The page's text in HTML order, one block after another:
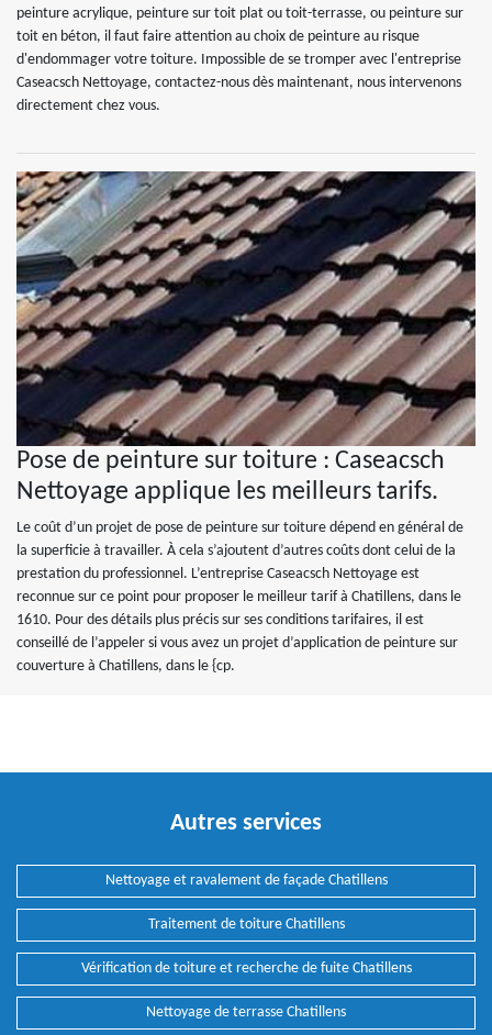
peinture acrylique, peinture sur toit plat ou toit-terrasse, ou peinture sur
toit en béton, il faut faire attention au choix de peinture au risque
d'endommager votre toiture. Impossible de se tromper avec l'entreprise
Caseacsch Nettoyage, contactez-nous dès maintenant, nous intervenons
directement chez vous.
Pose de peinture sur toiture : Caseacsch
Nettoyage applique les meilleurs tarifs.
Le coût d’un projet de pose de peinture sur toiture dépend en général de
la superficie à travailler. À cela s’ajoutent d’autres coûts dont celui de la
prestation du professionnel. L’entreprise Caseacsch Nettoyage est
reconnue sur ce point pour proposer le meilleur tarif à Chatillens, dans le
1610. Pour des détails plus précis sur ses conditions tarifaires, il est
conseillé de l’appeler si vous avez un projet d’application de peinture sur
couverture à Chatillens, dans le {cp.
Autres services
Nettoyage et ravalement de façade Chatillens
Traitement de toiture Chatillens
Vérification de toiture et recherche de fuite Chatillens
Nettoyage de terrasse Chatillens